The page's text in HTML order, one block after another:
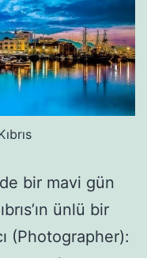
bir mavi gün
ünlü bir
(Photographer):